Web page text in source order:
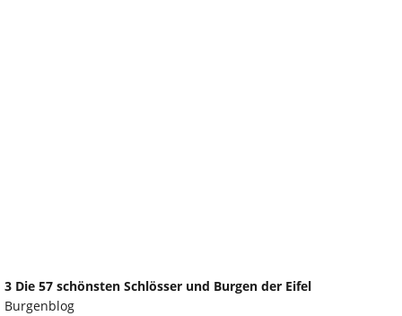
3 Die 57 schönsten Schlösser und Burgen der Eifel
Burgenblog